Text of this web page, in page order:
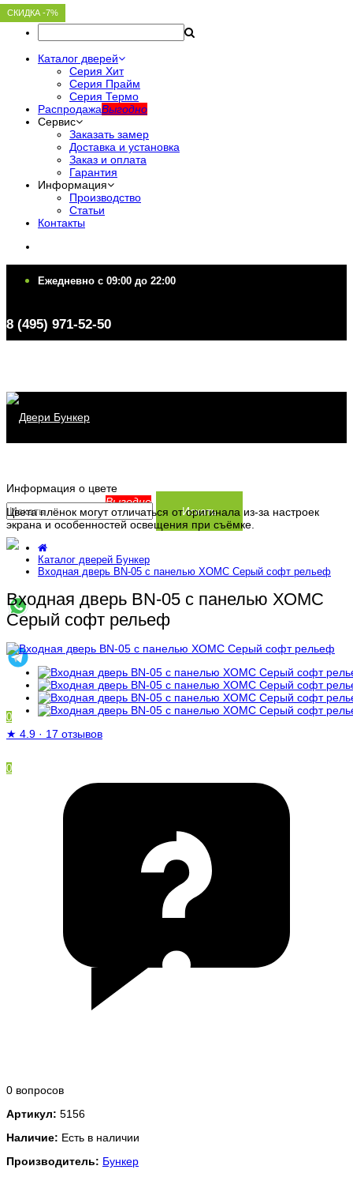
Каталог дверей
Серия Хит
Серия Прайм
Серия Термо
РаспродажаВыгодно
Сервис
Заказать замер
Доставка и установка
Заказ и оплата
Гарантия
Информация
Производство
Статьи
Контакты
Ежедневно c 09:00 до 22:00
8 (495) 971-52-50
Серия Хит
Серия Термо
РаспродажаВыгодно
Заказать замер
Доставка и установка
Заказ и оплата
Информация
Производство
Статьи
Контакты
Искать
0
0
Информация о цвете
Цвета плёнок могут отличаться от оригинала из-за настроек
экрана и особенностей освещения при съёмке.
Каталог дверей Бункер
Входная дверь BN-05 с панелью ХОМС Серый софт рельеф
Входная дверь BN-05 с панелью ХОМС
Серый софт рельеф
СКИДКА -7%
★ 4.9 · 17 отзывов
0 вопросов
Артикул: 5156
Наличие: Есть в наличии
Производитель: Бункер
СКИДКА -7%
СКИДКА -7%
СКИДКА -7%
СКИДКА -7%